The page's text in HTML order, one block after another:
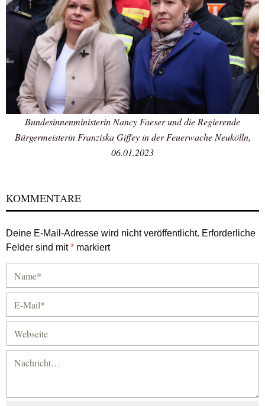
Bundesinnenministerin Nancy Faeser und die Regierende
Bürgermeisterin Franziska Giffey in der Feuerwache Neukölln,
06.01.2023
KOMMENTARE
Deine E-Mail-Adresse wird nicht veröffentlicht. Erforderliche
Felder sind mit* markiert